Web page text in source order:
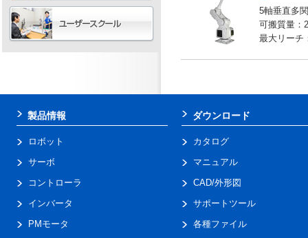
5軸垂直多
可搬質量：
最大リーチ
製品情報
ロボット
サーボ
コントローラ
インバータ
PMモータ
ダウンロード
カタログ
マニュアル
CAD/外形図
サポートツール
各種ファイル